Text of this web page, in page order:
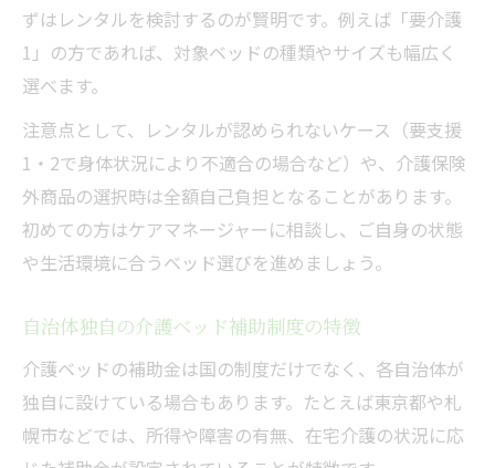
ずはレンタルを検討するのが賢明です。例えば「要介護
1」の方であれば、対象ベッドの種類やサイズも幅広く
選べます。
注意点として、レンタルが認められないケース（要支援
1・2で身体状況により不適合の場合など）や、介護保険
外商品の選択時は全額自己負担となることがあります。
初めての方はケアマネージャーに相談し、ご自身の状態
や生活環境に合うベッド選びを進めましょう。
自治体独自の介護ベッド補助制度の特徴
介護ベッドの補助金は国の制度だけでなく、各自治体が
独自に設けている場合もあります。たとえば東京都や札
幌市などでは、所得や障害の有無、在宅介護の状況に応